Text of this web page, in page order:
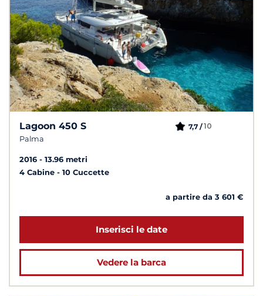
Lagoon 450 S
Palma
7,7 /10
2016
13.96 metri
4 Cabine
10 Cuccette
a partire da 3 601 €
Inserisci le date
Vedere la barca